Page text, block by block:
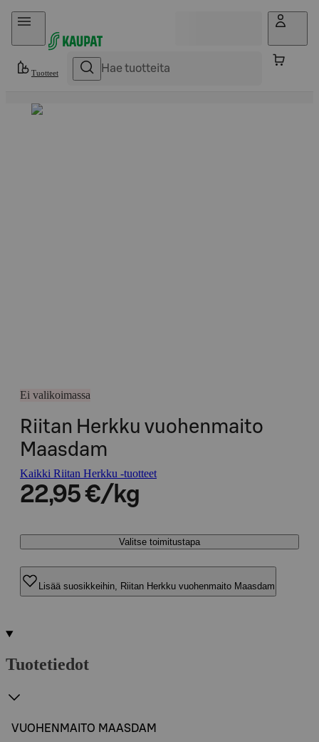
Hyppää sisältöön
Tuotteet
Ei valikoimassa
Riitan Herkku vuohenmaito
Maasdam
Kaikki Riitan Herkku -tuotteet
22,95 €/kg
Valitse toimitustapa
Lisää suosikkeihin, Riitan Herkku vuohenmaito Maasdam
Tuotetiedot
VUOHENMAITO MAASDAM